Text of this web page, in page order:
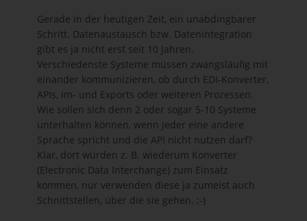
Gerade in der heutigen Zeit, ein unabdingbarer
Schritt. Datenaustausch bzw. Datenintegration
gibt es ja nicht erst seit 10 Jahren.
Verschiedenste Systeme müssen zwangsläufig mit
einander kommunizieren, ob durch EDI-Konverter,
APIs, Im- und Exports oder weiteren Prozessen.
Wie sollen sich denn 2 oder sogar 5-10 Systeme
unterhalten können, wenn jeder eine andere
Sprache spricht und die API nicht nutzen darf?
Klar, dort würden z. B. wiederum Konverter
(Electronic Data Interchange) zum Einsatz
kommen, nur verwenden diese ja zumeist auch
Schnittstellen, über die sie gehen. ;-)